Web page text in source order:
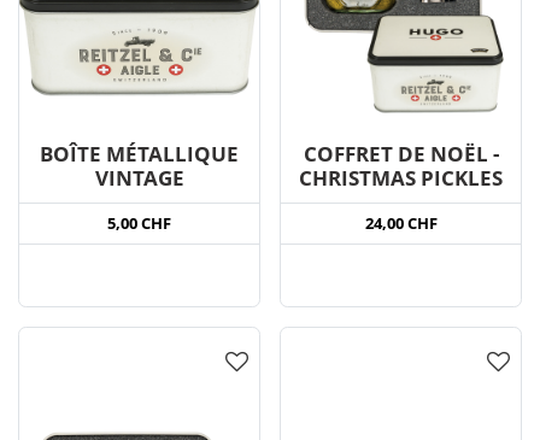
BOÎTE MÉTALLIQUE
VINTAGE
5,00 CHF
COFFRET DE NOËL -
CHRISTMAS PICKLES
24,00 CHF